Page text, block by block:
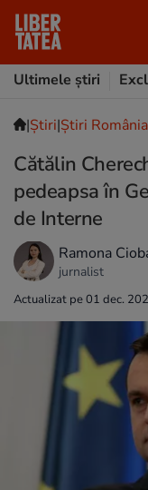
Ultimele știri
|Ştiri|Știri România
Cătălin
pedeapsa în
de Interne
Ramona
jurnalist
Actualizat pe 01 dec.